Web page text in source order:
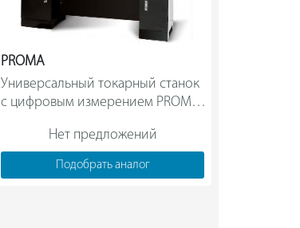
PROMA
Универсальный токарный станок
с цифровым измерением PROMA
Нет предложений
Подобрать аналог